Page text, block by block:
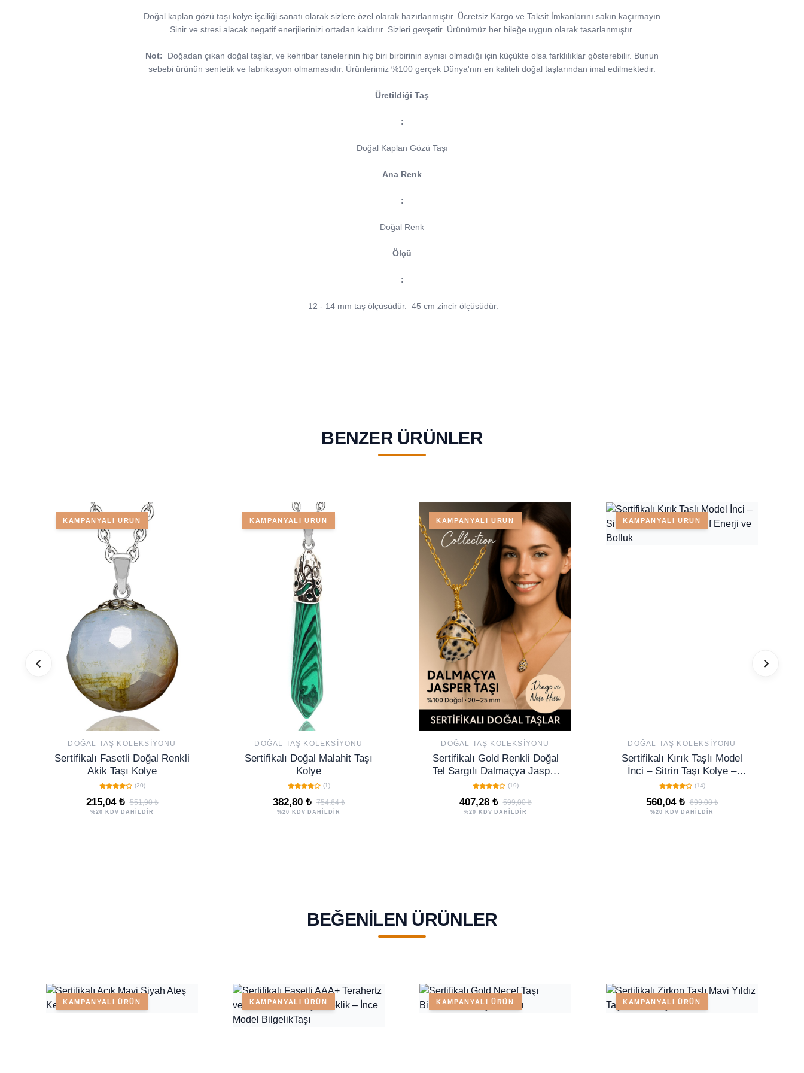
Doğal kaplan gözü taşı kolye işciliği sanatı olarak sizlere özel olarak hazırlanmıştır. Ücretsiz Kargo ve Taksit İmkanlarını sakın kaçırmayın.
Sinir ve stresi alacak negatif enerjilerinizi ortadan kaldırır. Sizleri gevşetir. Ürünümüz her bileğe uygun olarak tasarlanmıştır.
Not:
Doğadan çıkan doğal taşlar, ve kehribar tanelerinin hiç biri birbirinin aynısı olmadığı için küçükte olsa farklılıklar gösterebilir. Bunun
sebebi ürünün sentetik ve fabrikasyon olmamasıdır. Ürünlerimiz %100 gerçek Dünya'nın en kaliteli doğal taşlarından imal edilmektedir.
Üretildiği Taş
:
Doğal Kaplan Gözü Taşı
Ana Renk
:
Doğal Renk
Ölçü
:
12 - 14 mm taş ölçüsüdür. 45 cm zincir ölçüsüdür.
BENZER ÜRÜNLER
KAMPANYALI ÜRÜN
DOĞAL TAŞ KOLEKSIYONU
Sertifikalı Fasetli Doğal Renkli
Akik Taşı Kolye
(20)
215,04 ₺ 551,90 ₺
%20 KDV DAHİLDİR
KAMPANYALI ÜRÜN
DOĞAL TAŞ KOLEKSIYONU
Sertifikalı Doğal Malahit Taşı
Kolye
(1)
382,80 ₺ 754,64 ₺
%20 KDV DAHİLDİR
KAMPANYALI ÜRÜN
DOĞAL TAŞ KOLEKSIYONU
Sertifikalı Gold Renkli Doğal
Tel Sargılı Dalmaçya Jasper
Taşı Kolye – Denge ve Neşe
Taşı
(19)
407,28 ₺ 599,00 ₺
%20 KDV DAHİLDİR
KAMPANYALI ÜRÜN
DOĞAL TAŞ KOLEKSIYONU
Sertifikalı Kırık Taşlı Model
İnci – Sitrin Taşı Kolye –
Pozitif Enerji ve Bolluk
(14)
560,04 ₺ 699,00 ₺
%20 KDV DAHİLDİR
BEĞENILEN ÜRÜNLER
KAMPANYALI ÜRÜN KAMPANYALI ÜRÜN KAMPANYALI ÜRÜN KAMPANYALI ÜRÜN